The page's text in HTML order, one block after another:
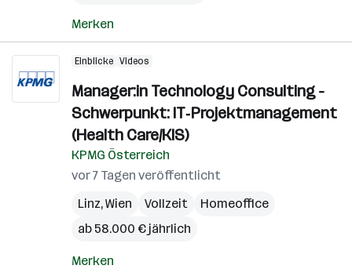
Merken
Einblicke Videos
Manager:in Technology Consulting -
Schwerpunkt: IT‑Projektmanagement
(Health Care/KIS)
KPMG Österreich
vor 7 Tagen veröffentlicht
Linz,Wien Vollzeit
Homeoffice
ab 58.000 € jährlich
Merken